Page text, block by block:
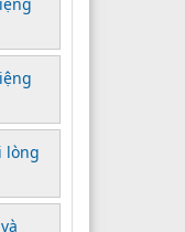
lòng